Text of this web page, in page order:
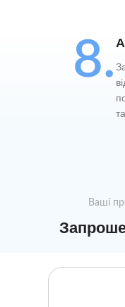
8.
Ваші